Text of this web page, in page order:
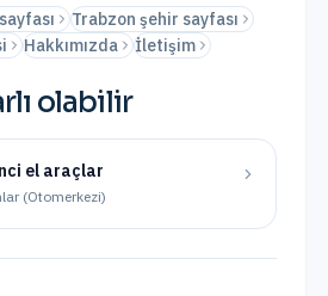
Trabzon şehir sayfası
Hakkımızda İletişim
olabilir
el araçlar
(Otomerkezi)